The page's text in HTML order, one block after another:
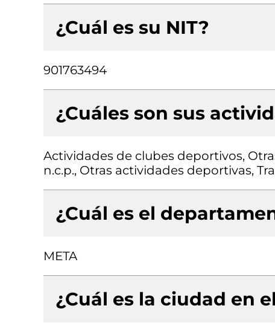
¿Cuál es su NIT?
901763494
¿Cuáles son sus
Actividades de clubes deportivos,
n.c.p., Otras actividades deportivas,
¿Cuál es el
META
¿Cuál es la ciudad en